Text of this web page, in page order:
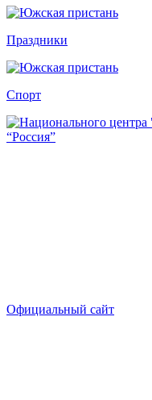
Праздники
Спорт
“Россия”
Официальный сайт